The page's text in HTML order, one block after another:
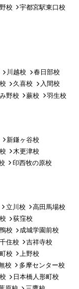
校 宇都宮駅東口校
川越校
春日部校
久喜校
入間校
野校 蕨校
羽生校
新鎌ヶ谷校
木更津校
印西牧の原校
立川校
高田馬場校
荻窪校
校
成城学園前校
住校
吉祥寺校
校
上野校
校
多摩センター校
日本橋人形町校